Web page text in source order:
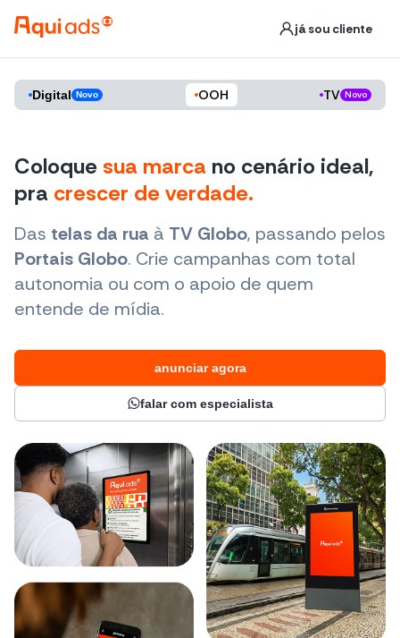
já sou cliente
Digital Novo OOH TV Novo
Coloque sua marca no cenário ideal,
pra crescer de verdade.
Das telas da rua à TV Globo, passando pelos
Portais Globo. Crie campanhas com total
autonomia ou com o apoio de quem
entende de mídia.
anunciar agora
falar com especialista